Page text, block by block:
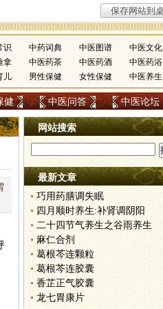
识 中药词典 中医图谱
中医文化
拿
中医药茶 中医药酒
中医药浴
儿
男性保健 女性保健 中医养生
健 中医问答 中医论坛
网站搜索
最新文章
巧用药膳调失眠
四月顺时养生:补肾调阴阳
二十四节气养生之谷雨养生
麻仁合剂
葛根芩连颗粒
葛根芩连胶囊
香芷正气胶囊
龙七胃康片